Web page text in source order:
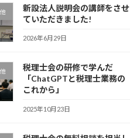
新設法人説明会の講師をさせ
ていただきました!
2026年6月29日
税理士会の研修で学んだ
「ChatGPTと税理士業務の
これから」
2025年10月23日